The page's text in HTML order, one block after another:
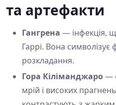
та артефакти
Гангрена — інфекція,
Гаррі. Вона символізує
розкладання.
Гора Кіліманджаро—
мрій і високих